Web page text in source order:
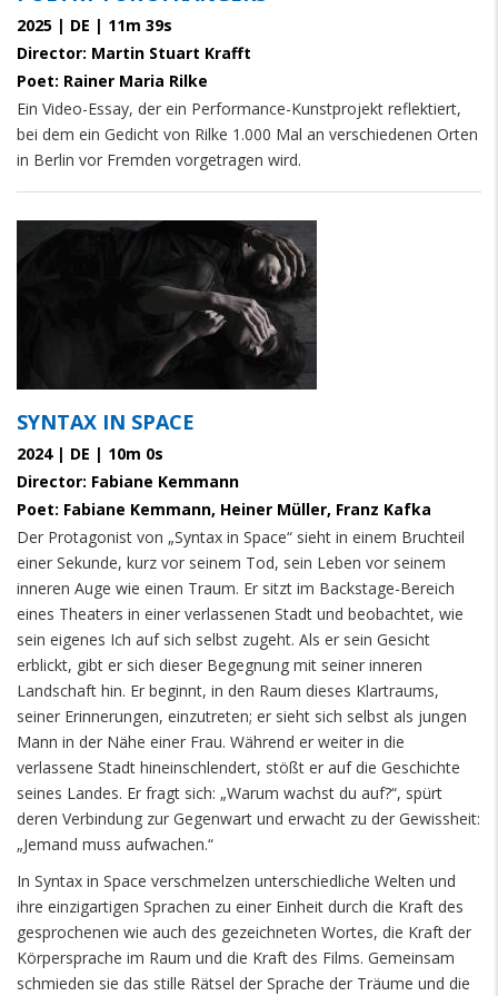
2025 | DE | 11m 39s
Director: Martin Stuart Krafft
Poet: Rainer Maria Rilke
Ein Video-Essay, der ein Performance-Kunstprojekt reflektiert,
bei dem ein Gedicht von Rilke 1.000 Mal an verschiedenen Orten
in Berlin vor Fremden vorgetragen wird.
SYNTAX IN SPACE
2024 | DE | 10m 0s
Director: Fabiane Kemmann
Poet: Fabiane Kemmann, Heiner Müller, Franz Kafka
Der Protagonist von „Syntax in Space“ sieht in einem Bruchteil
einer Sekunde, kurz vor seinem Tod, sein Leben vor seinem
inneren Auge wie einen Traum. Er sitzt im Backstage-Bereich
eines Theaters in einer verlassenen Stadt und beobachtet, wie
sein eigenes Ich auf sich selbst zugeht. Als er sein Gesicht
erblickt, gibt er sich dieser Begegnung mit seiner inneren
Landschaft hin. Er beginnt, in den Raum dieses Klartraums,
seiner Erinnerungen, einzutreten; er sieht sich selbst als jungen
Mann in der Nähe einer Frau. Während er weiter in die
verlassene Stadt hineinschlendert, stößt er auf die Geschichte
seines Landes. Er fragt sich: „Warum wachst du auf?“, spürt
deren Verbindung zur Gegenwart und erwacht zu der Gewissheit:
„Jemand muss aufwachen.“
In Syntax in Space verschmelzen unterschiedliche Welten und
ihre einzigartigen Sprachen zu einer Einheit durch die Kraft des
gesprochenen wie auch des gezeichneten Wortes, die Kraft der
Körpersprache im Raum und die Kraft des Films. Gemeinsam
schmieden sie das stille Rätsel der Sprache der Träume und die